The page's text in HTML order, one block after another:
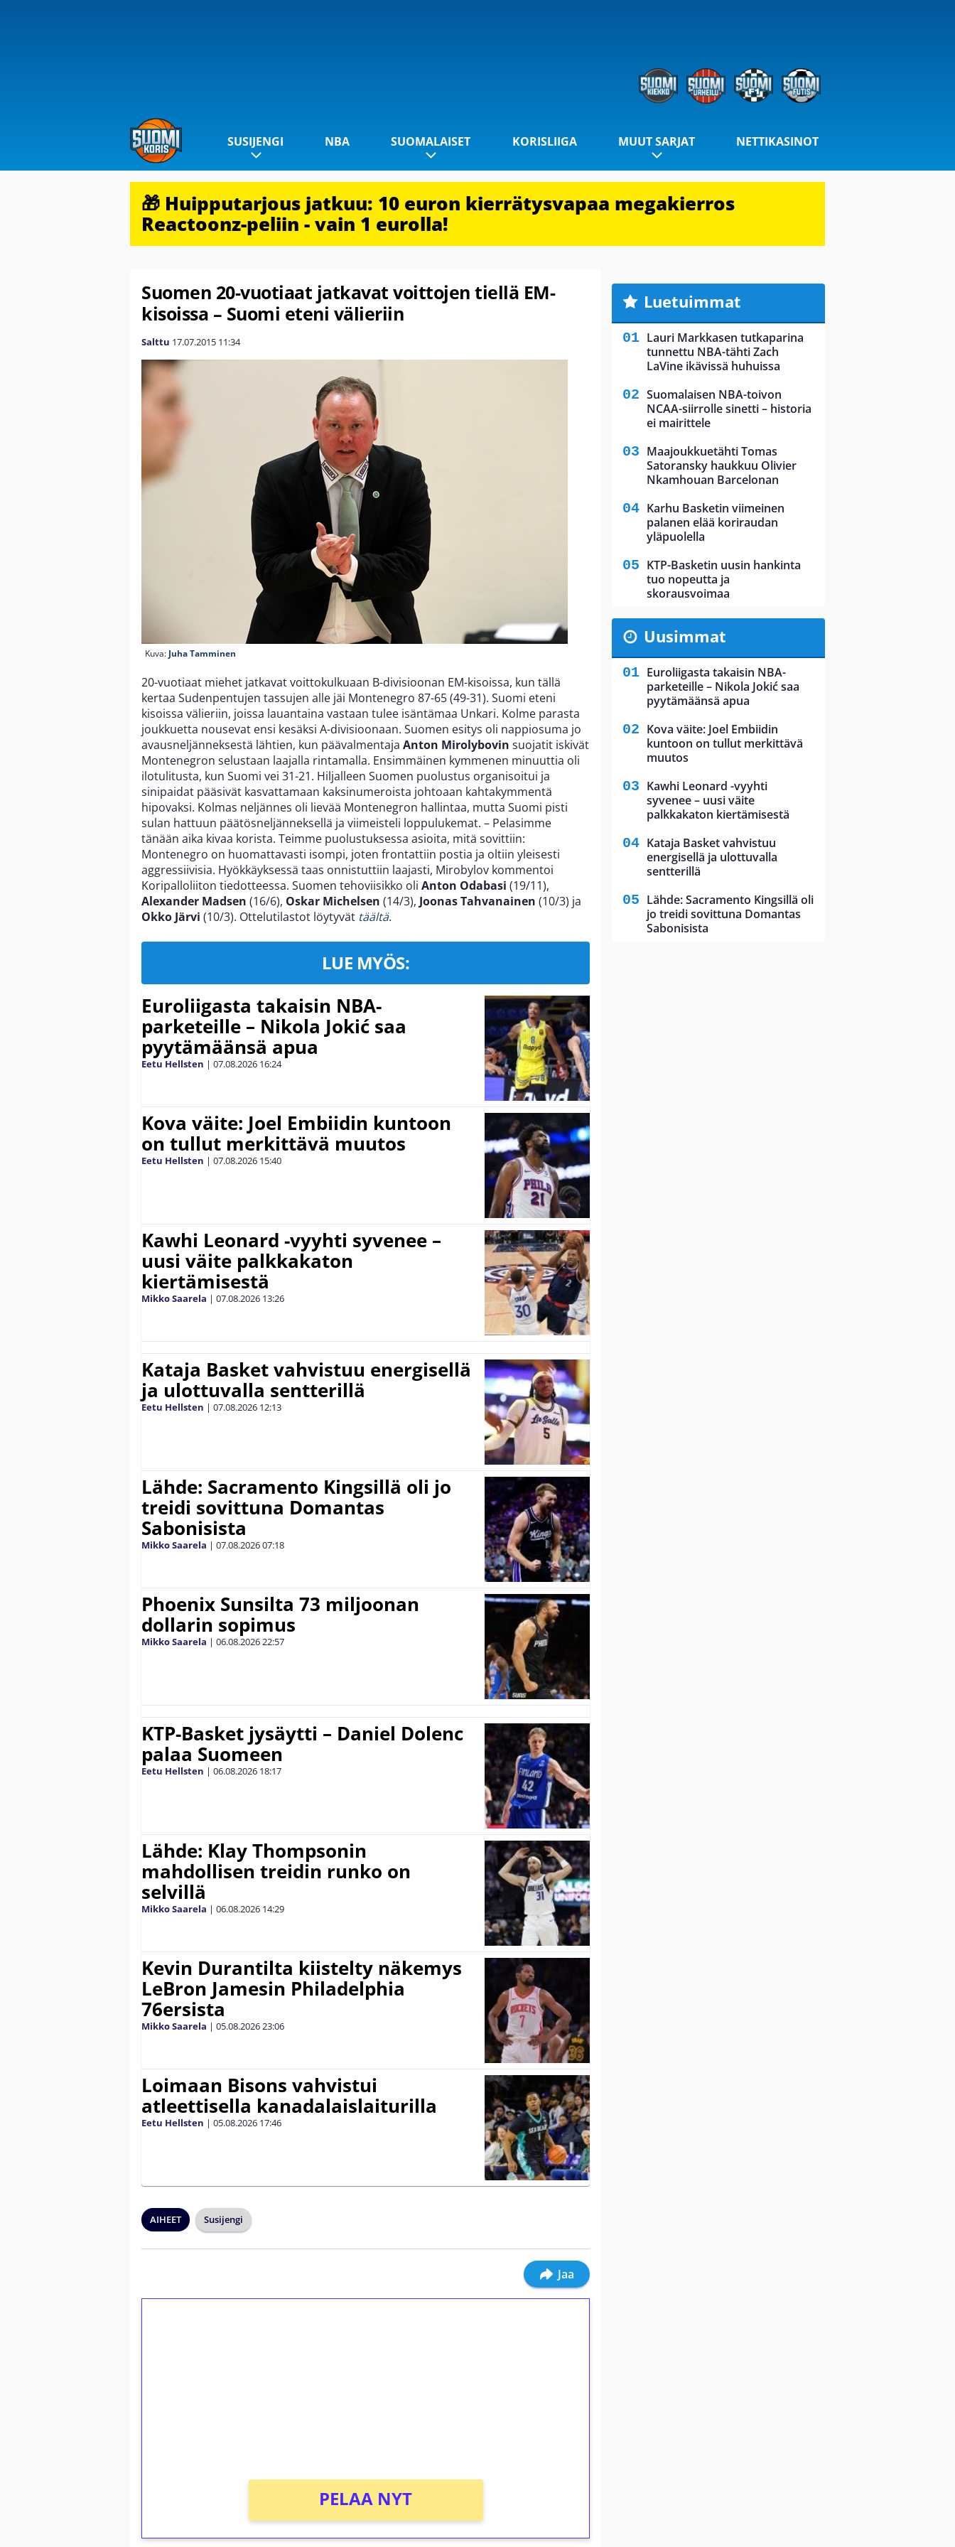
SUSIJENGI NBA SUOMALAISET KORISLIIGA MUUT SARJAT NETTIKASINOT
🎁 Huipputarjous jatkuu: 10 euron kierrätysvapaa megakierros
Reactoonz-peliin - vain 1 eurolla!
Suomen 20-vuotiaat jatkavat voittojen tiellä EM-
kisoissa – Suomi eteni välieriin
Salttu 17.07.2015 11:34
Kuva: Juha Tamminen
20-vuotiaat miehet jatkavat voittokulkuaan B-divisioonan EM-kisoissa, kun tällä
kertaa Sudenpentujen tassujen alle jäi Montenegro 87-65 (49-31). Suomi eteni
kisoissa välieriin, joissa lauantaina vastaan tulee isäntämaa Unkari. Kolme parasta
joukkuetta nousevat ensi kesäksi A-divisioonaan. Suomen esitys oli nappiosuma jo
avausneljänneksestä lähtien, kun päävalmentaja Anton Mirolybovin suojatit iskivät
Montenegron selustaan laajalla rintamalla. Ensimmäinen kymmenen minuuttia oli
ilotulitusta, kun Suomi vei 31-21. Hiljalleen Suomen puolustus organisoitui ja
sinipaidat pääsivät kasvattamaan kaksinumeroista johtoaan kahtakymmentä
hipovaksi. Kolmas neljännes oli lievää Montenegron hallintaa, mutta Suomi pisti
sulan hattuun päätösneljänneksellä ja viimeisteli loppulukemat. – Pelasimme
tänään aika kivaa korista. Teimme puolustuksessa asioita, mitä sovittiin:
Montenegro on huomattavasti isompi, joten frontattiin postia ja oltiin yleisesti
aggressiivisia. Hyökkäyksessä taas onnistuttiin laajasti, Mirobylov kommentoi
Koripalloliiton tiedotteessa. Suomen tehoviisikko oli Anton Odabasi (19/11),
Alexander Madsen (16/6), Oskar Michelsen (14/3), Joonas Tahvanainen (10/3) ja
Okko Järvi (10/3). Ottelutilastot löytyvät täältä.
LUE MYÖS:
Euroliigasta takaisin NBA-
parketeille – Nikola Jokić saa
pyytämäänsä apua
Eetu Hellsten | 07.08.2026 16:24
Kova väite: Joel Embiidin kuntoon
on tullut merkittävä muutos
Eetu Hellsten | 07.08.2026 15:40
Kawhi Leonard -vyyhti syvenee –
uusi väite palkkakaton
kiertämisestä
Mikko Saarela | 07.08.2026 13:26
Kataja Basket vahvistuu energisellä
ja ulottuvalla sentterillä
Eetu Hellsten | 07.08.2026 12:13
Lähde: Sacramento Kingsillä oli jo
treidi sovittuna Domantas
Sabonisista
Mikko Saarela | 07.08.202607:18
Phoenix Sunsilta 73 miljoonan
dollarin sopimus
Mikko Saarela | 06.08.202622:57
KTP-Basket jysäytti – Daniel Dolenc
palaa Suomeen
Eetu Hellsten | 06.08.2026 18:17
Lähde: Klay Thompsonin
mahdollisen treidin runko on
selvillä
Mikko Saarela | 06.08.2026 14:29
Kevin Durantilta kiistelty näkemys
LeBron Jamesin Philadelphia
76ersista
Mikko Saarela | 05.08.202623:06
Loimaan Bisons vahvistui
atleettisella kanadalaislaiturilla
Eetu Hellsten | 05.08.2026 17:46
AIHEET Susijengi
Jaa
PELAA NYT
Luetuimmat
Lauri Markkasen tutkaparina
tunnettu NBA-tähti Zach
LaVine ikävissä huhuissa
Suomalaisen NBA-toivon
NCAA-siirrolle sinetti – historia
ei mairittele
Maajoukkuetähti Tomas
Satoransky haukkuu Olivier
Nkamhouan Barcelonan
Karhu Basketin viimeinen
palanen elää koriraudan
yläpuolella
KTP-Basketin uusin hankinta
tuo nopeutta ja
skorausvoimaa
Uusimmat
Euroliigasta takaisin NBA-
parketeille – Nikola Jokić saa
pyytämäänsä apua
Kova väite: Joel Embiidin
kuntoon on tullut merkittävä
muutos
Kawhi Leonard -vyyhti
syvenee – uusi väite
palkkakaton kiertämisestä
Kataja Basket vahvistuu
energisellä ja ulottuvalla
sentterillä
Lähde: Sacramento Kingsillä oli
jo treidi sovittuna Domantas
Sabonisista